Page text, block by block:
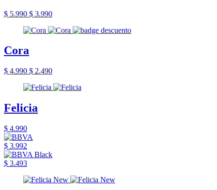
$ 5.990 $ 3.990
Cora
$ 4.990 $ 2.490
Felicia
$ 4.990
$ 3.992
$ 3.493